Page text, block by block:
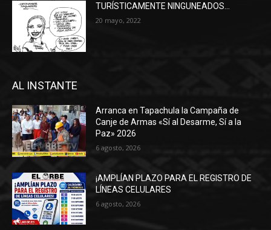
TURÍSTICAMENTE NINGUNEADOS…
20 mayo, 2022
AL INSTANTE
Arranca en Tapachula la Campaña de
Canje de Armas «Sí al Desarme, Sí a la
Paz» 2026
6 agosto, 2026
¡AMPLÍAN PLAZO PARA EL REGISTRO DE
LÍNEAS CELULARES
6 agosto, 2026